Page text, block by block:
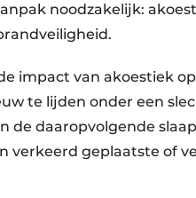
noodzakelijk:
impact van akoestiek
te lijden onder een
de daaropvolgende
verkeerd geplaatste of